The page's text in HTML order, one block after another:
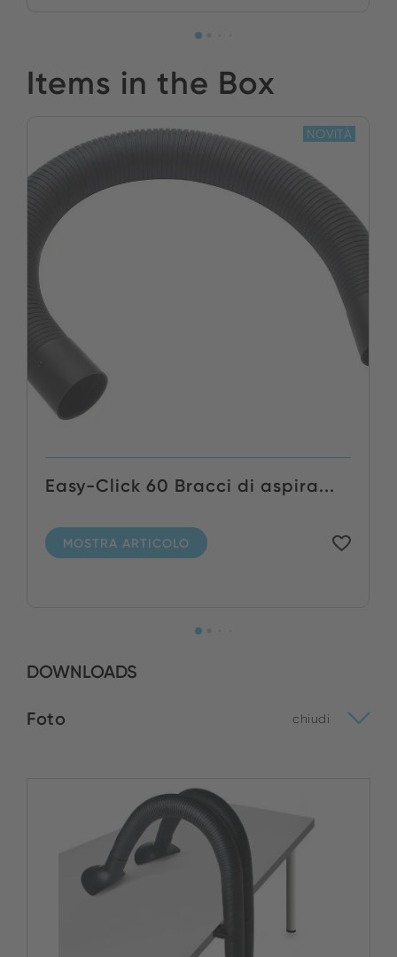
Items in the Box
Easy-Click 60 Bracci di aspira...
MOSTRA ARTICOLO
NOVITÀ
DOWNLOADS
Foto chiudi